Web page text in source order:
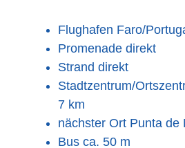
Flughafen Faro/
Promenade direkt
Strand direkt
Stadtzentrum/
7 km
nächster Ort Punta de
Bus ca. 50 m